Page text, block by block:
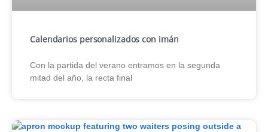
Calendarios personalizados con imán
Con la partida del verano entramos en la segunda
mitad del año, la recta final